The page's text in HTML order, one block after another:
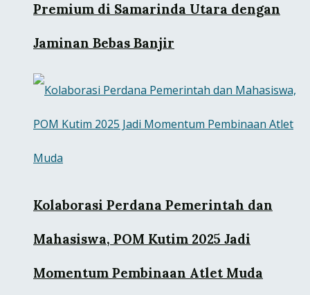
Premium di Samarinda Utara dengan
Jaminan Bebas Banjir
Kolaborasi Perdana Pemerintah dan
Mahasiswa, POM Kutim 2025 Jadi
Momentum Pembinaan Atlet Muda